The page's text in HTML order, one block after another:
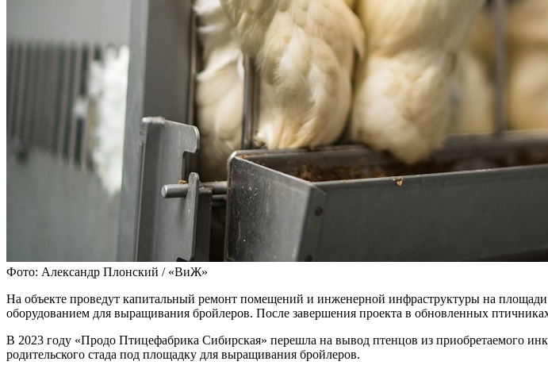
Фото: Александр Плонский / «ВиЖ»
На объекте проведут капитальный ремонт помещений и инженерной инфраструктуры на
оборудованием для выращивания бройлеров. После завершения проекта в обновленных
В 2023 году «Продо Птицефабрика Сибирская» перешла на вывод птенцов из приобретаемого
родительского стада под площадку для выращивания бройлеров.